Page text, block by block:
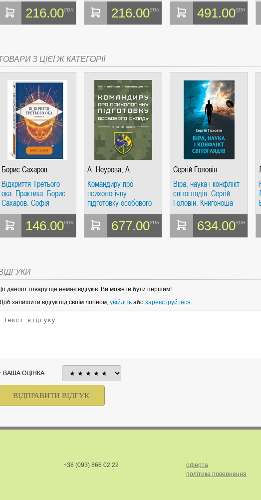
216.00грн
Баган. Крила216.00грн 491.00грн
З ЦІЄЇ Ж КАТЕГОРІЇ
Борис Сахаров
Відкриття Третього
ока. Практика. Борис
Сахаров. Софія
146.00грн
А. Неурова, А.
Романишин
Командиру про
психологічну
підготовку особового
складу. А. Неурова, А.
Романишин. Кафедра
677.00грн
Сергій Головін
Віра, наука і конфлікт
світоглядів. Сергій
Головін. Книгоноша
634.00грн
даного товару ще немає відгуків. Ви можете бути першим!
залишити відгук під своїм логіном, увійдіть або зареєструйтеся.
ВАША ОЦІНКА
+38 (093) 866 02 22
оферта
політика повернення